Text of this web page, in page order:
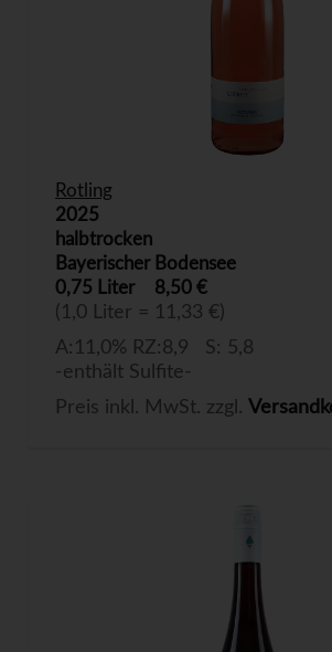
Rotling
2025
halbtrocken
Bayerischer Bodensee
0,75 Liter
8,50 €
(1,0 Liter = 11,33 €)
A:11,0% RZ:8,9 S: 5,8
-enthält Sulfite-
Preis inkl. MwSt. zzgl.